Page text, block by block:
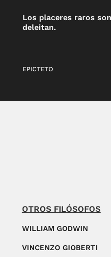
Los placeres raros
deleitan.
EPICTETO
OTROS FILÓSOFOS
WILLIAM GODWIN
VINCENZO GIOBERTI